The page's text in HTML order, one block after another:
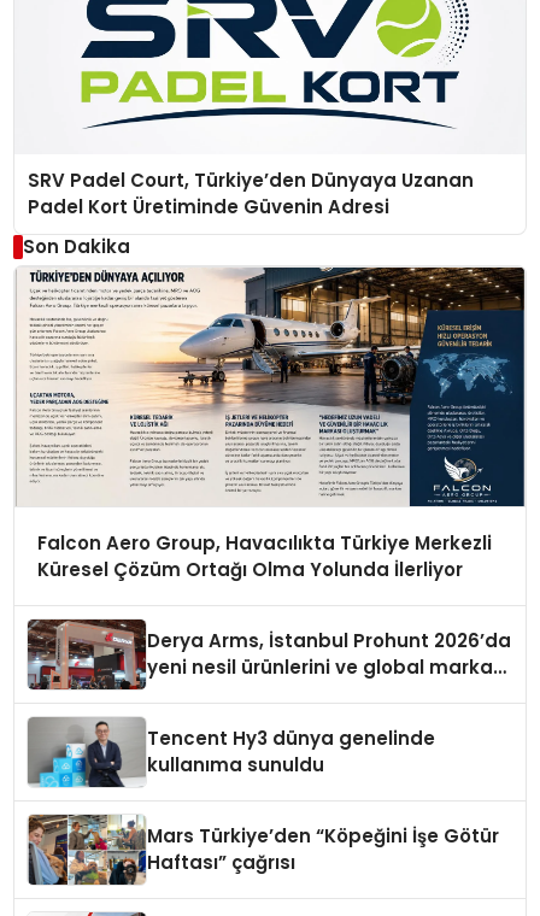
SRV Padel Court, Türkiye’den Dünyaya Uzanan
Padel Kort Üretiminde Güvenin Adresi
Son Dakika
Falcon Aero Group, Havacılıkta Türkiye Merkezli
Küresel Çözüm Ortağı Olma Yolunda İlerliyor
Derya Arms, İstanbul Prohunt 2026’da
yeni nesil ürünlerini ve global marka
Tencent Hy3 dünya genelinde
kullanıma sunuldu
Mars Türkiye’den “Köpeğini İşe Götür
Haftası” çağrısı